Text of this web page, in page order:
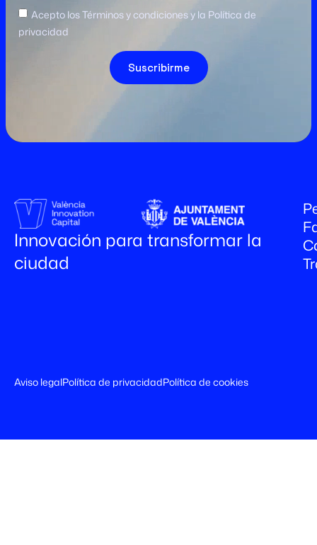
Acepto los Términos y condiciones y la Política de
privacidad
Suscribirme
Innovación para transformar la
ciudad
Aviso legalPolítica de privacidadPolítica de cookies